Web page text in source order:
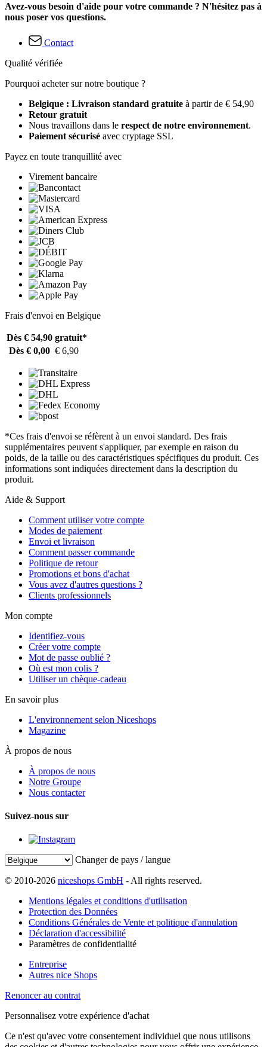
Avez-vous besoin d'aide pour votre commande ? N'hésitez pas à
nous poser vos questions.
Contact
Qualité vérifiée
Pourquoi acheter sur notre boutique ?
Belgique : Livraison standard gratuite à partir de € 54,90
Retour gratuit
Nous travaillons dans le respect de notre environnement.
Paiement sécurisé avec cryptage SSL
Payez en toute tranquillité avec
Virement bancaire
Frais d'envoi en Belgique
Dès € 54,90 gratuit*
Dès € 0,00 € 6,90
*Ces frais d'envoi se réfèrent à un envoi standard. Des frais
supplémentaires peuvent s'appliquer, par exemple en raison du
poids, de la taille ou des caractéristiques spécifiques du produit. Ces
informations sont indiquées directement dans la description du
produit.
Aide & Support
Comment utiliser votre compte
Modes de paiement
Envoi et livraison
Comment passer commande
Politique de retour
Promotions et bons d'achat
Vous avez d'autres questions ?
Clients professionnels
Mon compte
Identifiez-vous
Créer votre compte
Mot de passe oublié ?
Où est mon colis ?
Utiliser un chèque-cadeau
En savoir plus
L'environnement selon Niceshops
Magazine
À propos de nous
À propos de nous
Notre Groupe
Nous contacter
Suivez-nous sur
Changer de pays / langue
© 2010-2026 niceshops GmbH - All rights reserved.
Mentions légales et conditions d'utilisation
Protection des Données
Conditions Générales de Vente et politique d'annulation
Déclaration d'accessibilité
Paramètres de confidentialité
Entreprise
Autres nice Shops
Renoncer au contrat
Personnalisez votre expérience d'achat
Ce n'est qu'avec votre consentement individuel que nous utilisons